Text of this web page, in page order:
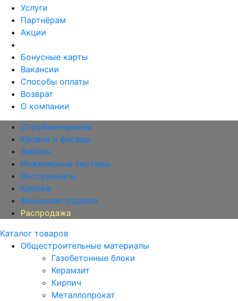
Услуги
Партнёрам
Акции
Бонусные карты
Вакансии
Способы оплаты
Возврат
О компании
Стройматериалы
Кровля и фасады
Заборы
Инженерные системы
Инструменты
Крепеж
Финишная отделка
Распродажа
Каталог товаров
Общестроительные материалы
Газобетонные блоки
Керамзит
Кирпич
Металлопрокат